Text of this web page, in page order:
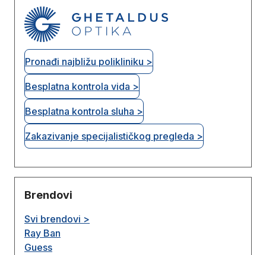
Pronađi najbližu polikliniku >
Besplatna kontrola vida >
Besplatna kontrola sluha >
Zakazivanje specijalističkog pregleda >
Brendovi
Svi brendovi >
Ray Ban
Guess